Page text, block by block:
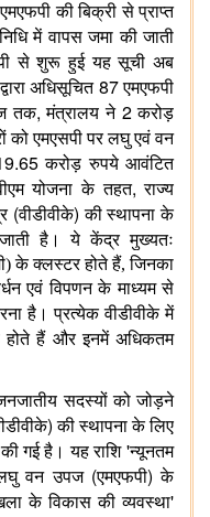
एमएफपी की बिक्री से प्राप्त
में वापस जमा की जाती
से शुरू हुई यह सूची अब
द्वारा अधिसूचित87एमएफपी
तक,मंत्रालय ने2करोड़
को एमएसपी पर लघु एवं वन
करोड़ रुपये आवंटित
योजना के तहत,राज्य
(वीडीवीके)की स्थापना के
है।
ये केंद्र मुख्यतः
के क्लस्टर होते हैं, जिनका
एवं विपणन के माध्यम से
है। प्रत्येक वीडीवीके में
होते हैं और इनमें अधिकतम
सदस्यों को जोड़ने
)की स्थापना के लिए
की गई है। यह राशि'न्यूनतम
वन उपज(एमएफपी)के
के विकास की व्यवस्था'